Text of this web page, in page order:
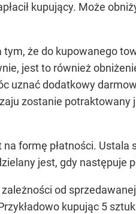
kupujący. Może
że do kupowanego
jest to również
uznać dodatkowy
zostanie potraktowany
formę płatności. Ustala
jest, gdy następuje
od
kupując 5